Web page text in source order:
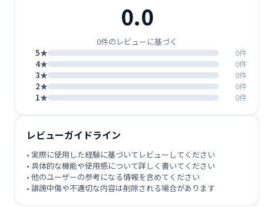
0.0
0件のレビューに基づく
5★
0件
4★
0件
3★
0件
2★
0件
1★
0件
レビューガイドライン
• 実際に使用した経験に基づいてレビューしてください
• 具体的な機能や使用感について詳しく書いてください
• 他のユーザーの参考になる情報を含めてください
• 誹謗中傷や不適切な内容は削除される場合があります